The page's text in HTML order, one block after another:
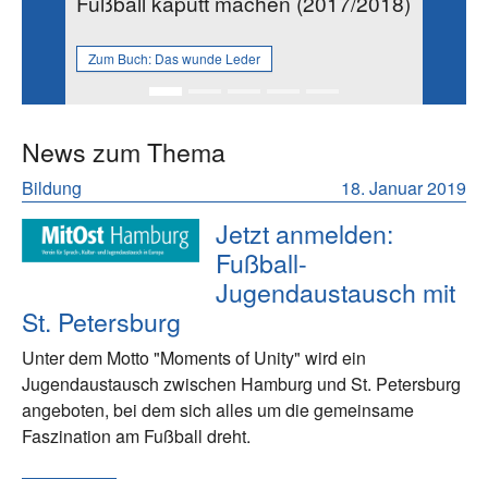
Zum Buch: Das wunde Leder
News zum Thema
18. Januar 2019
Bildung
Jetzt anmelden:
Fußball-
Jugendaustausch mit
St. Petersburg
Unter dem Motto "Moments of Unity" wird ein
Jugendaustausch zwischen Hamburg und St. Petersburg
angeboten, bei dem sich alles um die gemeinsame
Faszination am Fußball dreht.